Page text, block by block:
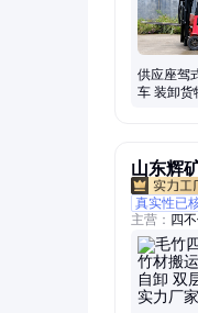
供应座驾
车 装卸货
山东辉
真实性已
主营： 四
像矿用车
车、矿用